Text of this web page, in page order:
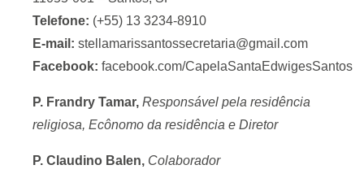
Telefone: (+55) 13 3234-8910
E-mail: stellamarissantossecretaria@gmail.com
Facebook: facebook.com/CapelaSantaEdwigesSantos
P. Frandry Tamar, Responsável pela residência
religiosa, Ecônomo da residência e Diretor
P. Claudino Balen, Colaborador